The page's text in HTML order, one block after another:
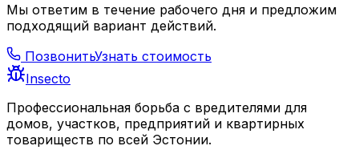
Мы ответим в течение рабочего дня и предложим
подходящий вариант действий.
ПозвонитьУзнать стоимость
Insecto
Профессиональная борьба с вредителями для
домов, участков, предприятий и квартирных
товариществ по всей Эстонии.